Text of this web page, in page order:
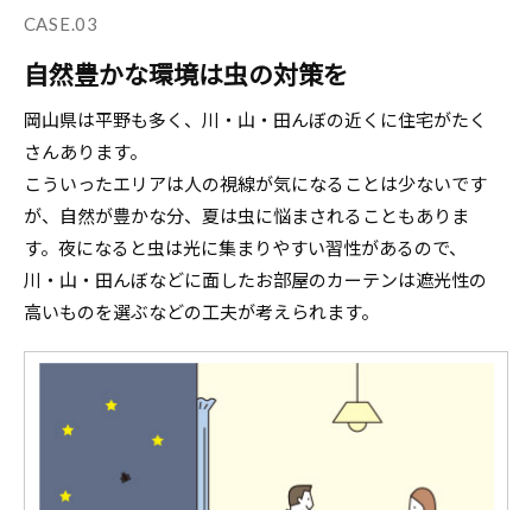
CASE.03
自然豊かな環境は虫の対策を
岡山県は平野も多く、川・山・田んぼの近くに住宅がたく
さんあります。
こういったエリアは人の視線が気になることは少ないです
が、自然が豊かな分、夏は虫に悩まされることもありま
す。夜になると虫は光に集まりやすい習性があるので、
川・山・田んぼなどに面したお部屋のカーテンは遮光性の
高いものを選ぶなどの工夫が考えられます。